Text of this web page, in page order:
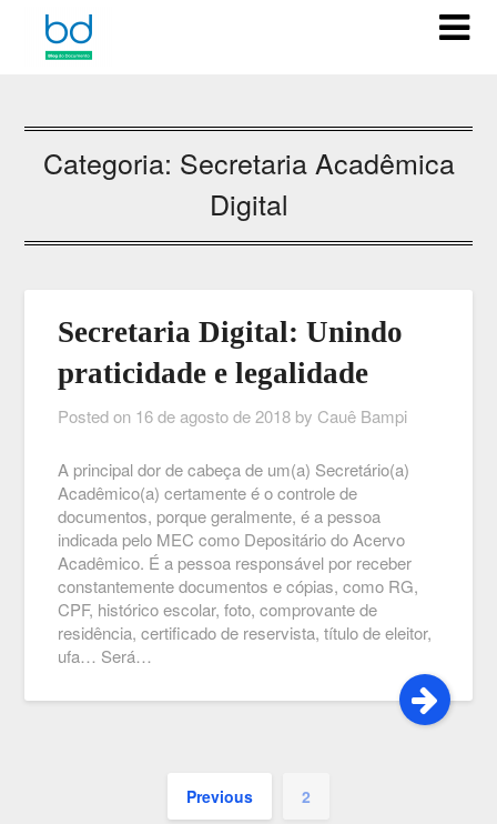
Categoria: Secretaria Acadêmica
Digital
Secretaria Digital: Unindo
praticidade e legalidade
Posted on 16 de agosto de 2018 by Cauê Bampi
A principal dor de cabeça de um(a) Secretário(a)
Acadêmico(a) certamente é o controle de
documentos, porque geralmente, é a pessoa
indicada pelo MEC como Depositário do Acervo
Acadêmico. É a pessoa responsável por receber
constantemente documentos e cópias, como RG,
CPF, histórico escolar, foto, comprovante de
residência, certificado de reservista, título de eleitor,
ufa… Será…
Previous 2